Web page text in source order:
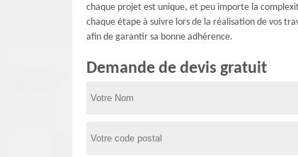
chaque projet est unique, et peu importe la
chaque étape à suivre lors de la réalisation de vos
afin de garantir sa bonne adhérence.
Demande de devis gratuit